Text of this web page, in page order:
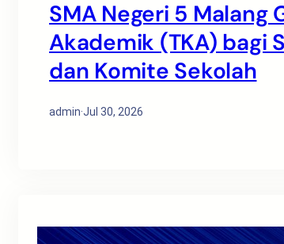
SMA Negeri 5 Malang
Akademik (TKA) bagi
dan Komite Sekolah
admin·Jul 30, 2026